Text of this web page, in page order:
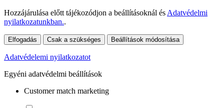
Hozzájárulása előtt tájékozódjon a beállításoknál és Adatvédelmi
nyilatkozatunkban..
Elfogadás Csak a szükséges Beállítások módosítása
Adatvédelemi nyilatkozatot
Egyéni adatvédelmi beállítások
Customer match marketing